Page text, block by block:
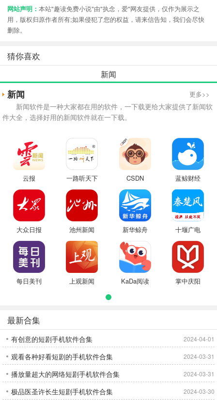
网站声明： 本站"趣读免费小说"由"执念，爱"网友提供，仅作为展示之
用，版权归原作者所有;如果侵犯了您的权益，请来信告知，我们会尽快
删除。
猜你喜欢
新闻
新闻 更多>>
新闻软件是一种大家都在用的软件，一下载更给大家提供了新闻软
件大全，选择好用的新闻软件就在一下载。
云报 一路听天下 CSDN 蓝鲸财经
大众日报 池州新闻 新华鲸舟 十堰广电
每日美刊 上观新闻 KaDa阅读 掌中庆阳
最新合集
有创意的短剧手机软件合集 2024-04-01
观看各种好看短剧的手机软件合集 2024-03-31
播放量超大的网络短剧手机软件合集 2024-03-31
极品医圣许长生短剧手机软件合集 2024-03-30